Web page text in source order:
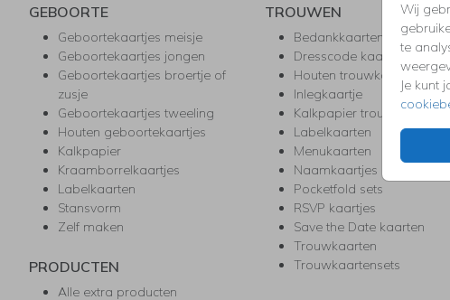
Wij
te
Je kunt
GEBOORTE
Geboortekaartjes meisje
Geboortekaartjes jongen
Geboortekaartjes broertje of
zusje
Geboortekaartjes tweeling
Houten geboortekaartjes
Kalkpapier
Kraamborrelkaartjes
Labelkaarten
Stansvorm
Zelf maken
PRODUCTEN
Alle extra producten
TROUWEN
Bedankkaarten
Dresscode kaartjes
Houten trouwkaarten
Inlegkaartje
Kalkpapier trouwkaarten
Labelkaarten
Menukaarten
Naamkaartjes
Pocketfold sets
RSVP kaartjes
Save the Date kaarten
Trouwkaarten
Trouwkaartensets